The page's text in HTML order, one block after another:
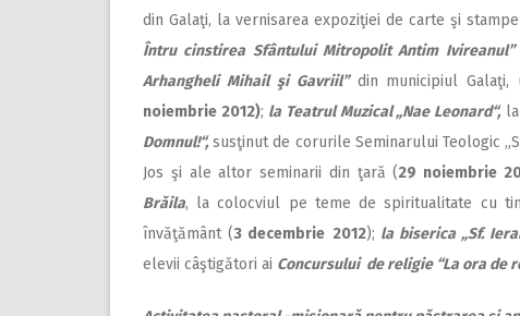
din Galaţi, la vernisarea expoziţiei de carte şi
Întru cinstirea Sfântului Mitropolit Antim Ivireanul”
Arhangheli Mihail şi Gavriil”din municipiul Galaţi,
noiembrie 2012); la Teatrul Muzical „Nae Leonard“,la
Domnul!“,susţinut de corurile Seminarului Teologic
Jos şi ale altor seminarii din ţară (29 noiembrie
Brăila, la colocviul pe teme de spiritualitate cu
învăţământ (3 decembrie 2012); la biserica „Sf.
elevii câştigători ai Concursului de religie “La ora de